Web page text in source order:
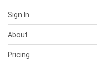
Sign In
About
Pricing